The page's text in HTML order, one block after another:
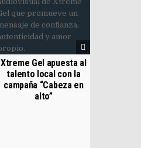
Xtreme Gel apuesta al
talento local con la
campaña “Cabeza en
alto”